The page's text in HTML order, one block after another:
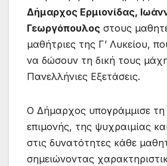
Δήμαρχος Ερμιονίδας,
Γεωργόπουλος στους
μαθήτριες της Γ’ Λυκείου,
να δώσουν τη δική τους
Πανελλήνιες Εξετάσεις.
Ο Δήμαρχος υπογράμμισε τη
επιμονής, της ψυχραιμίας
στις δυνατότητες κάθε
σημειώνοντας